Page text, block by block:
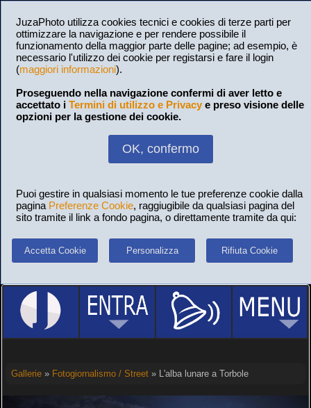
JuzaPhoto utilizza cookies tecnici e cookies di terze parti per
ottimizzare la navigazione e per rendere possibile il
funzionamento della maggior parte delle pagine; ad esempio, è
necessario l'utilizzo dei cookie per registarsi e fare il login
(maggiori informazioni).
Proseguendo nella navigazione confermi di aver letto e
accettato i Termini di utilizzo e Privacy e preso visione delle
opzioni per la gestione dei cookie.
OK, confermo
Puoi gestire in qualsiasi momento le tue preferenze cookie dalla
pagina Preferenze Cookie, raggiugibile da qualsiasi pagina del
sito tramite il link a fondo pagina, o direttamente tramite da qui:
Accetta Cookie Personalizza Rifiuta Cookie
Gallerie» Fotogiornalismo / Street» L'alba lunare a Torbole